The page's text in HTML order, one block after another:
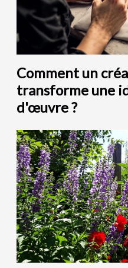
Comment un
transforme une
d'œuvre ?